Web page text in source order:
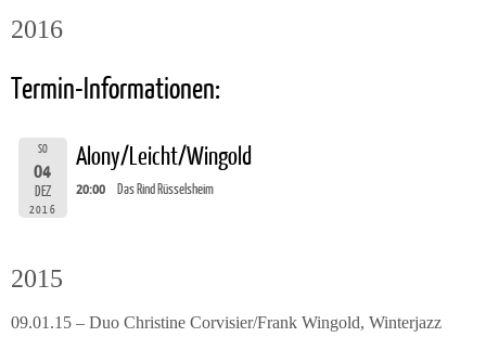
2016
Termin-Informationen:
SO
04
DEZ
2016
Alony/Leicht/Wingold
20:00 Das Rind Rüsselsheim
2015
09.01.15 – Duo Christine Corvisier/Frank Wingold, Winterjazz